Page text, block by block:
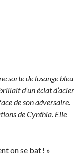
sorte de losange bleu
d’un éclat d’acier
de son adversaire.
de Cynthia. Elle
on se bat ! »